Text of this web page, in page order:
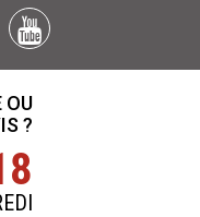
OU
?